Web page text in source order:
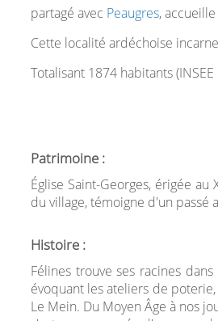
partagé avec Peaugres,
Cette localité ardéchoise
Totalisant 1874 habitants
Patrimoine :
Église Saint-Georges, érigée
du village, témoigne d'un passé
Histoire :
Félines trouve ses racines
évoquant les ateliers de
Le Mein. Du Moyen Âge à nos